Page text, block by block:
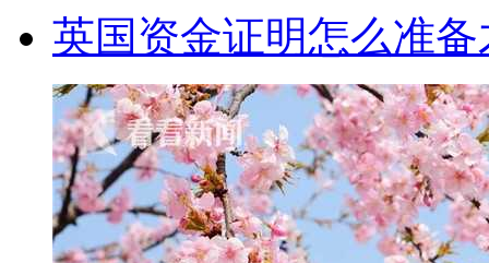
英国资金证明怎么准